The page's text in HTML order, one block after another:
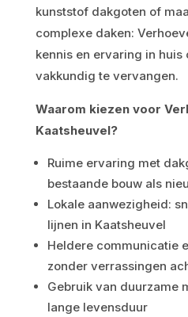
kunststof dakgoten of
complexe daken:
kennis en ervaring in huis
vakkundig te vervangen.
Waarom kiezen voor
Kaatsheuvel?
Ruime ervaring met
bestaande bouw als
Lokale aanwezigheid:
lijnen in Kaatsheuvel
Heldere communicatie
zonder verrassingen
Gebruik van duurzame
lange levensduur